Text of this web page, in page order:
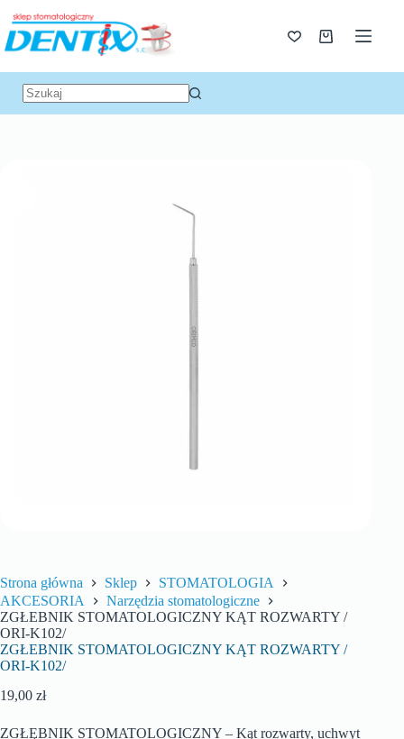
Strona główna Sklep
STOMATOLOGIA
AKCESORIA
Narzędzia stomatologiczne
ZGŁEBNIK STOMATOLOGICZNY KĄT ROZWARTY /
ORI-K102/
ZGŁEBNIK STOMATOLOGICZNY KĄT ROZWARTY /
ORI-K102/
19,00 zł
ZGŁĘBNIK STOMATOLOGICZNY – Kąt rozwarty, uchwyt